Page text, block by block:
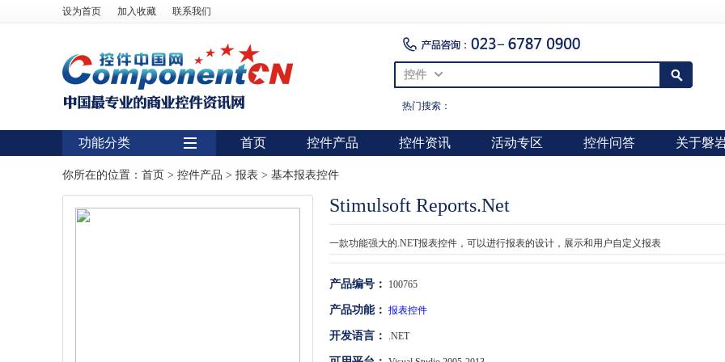
设为首页 加入收藏 联系我们
控件
热门搜索：
功能分类
用户界面
首页 控件产品 控件资讯 活动专区 控件问答 关于磐
你所在的位置： 首页 > 控件产品 > 报表 > 基本报表控件
Stimulsoft Reports.Net
一款功能强大的.NET报表控件，可以进行报表的设计，展示和用户自定义报表
产品编号： 100765
产品功能： 报表控件
开发语言： .NET